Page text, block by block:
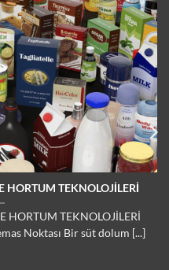
HORTUM TEKNOLOJİLERİ
HORTUM TEKNOLOJİLERİ
Noktası Bir süt dolum [...]